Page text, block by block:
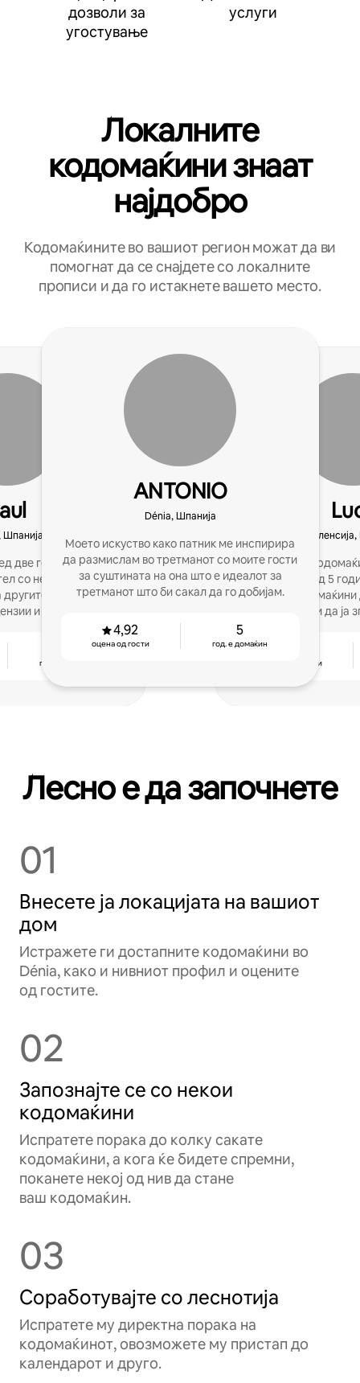
дозволи за
угостување
услуги
Локалните
кодомаќини знаат
најдобро
Кодомаќините во вашиот регион можат да ви
помогнат да се снајдете со локалните
прописи и да го истакнете вашето место.
Шпанија
две години да му
со неговата куќа, а
домаќини да
и да заработат
год. е домаќин
ANTONIO
Dénia, Шпанија
Моето искуство како патник ме инспирира
да размислам во третманот со моите гости
за суштината на она што е идеалот за
третманот што би сакал да го добијам.
4,92
оцена од гости
5
год. е домаќин
Станав
мојата куќа пред 5
на другите домаќини
рецензии и да ја
оцена од гости
Лесно е да започнете
01
Внесете ја локацијата на вашиот
дом
Истражете ги достапните кодомаќини во
Dénia, како и нивниот профил и оцените
од гостите.
02
Запознајте се со некои
кодомаќини
Испратете порака до колку сакате
кодомаќини, а кога ќе бидете спремни,
поканете некој од нив да стане
ваш кодомаќин.
03
Соработувајте со леснотија
Испратете му директна порака на
кодомаќинот, овозможете му пристап до
календарот и друго.